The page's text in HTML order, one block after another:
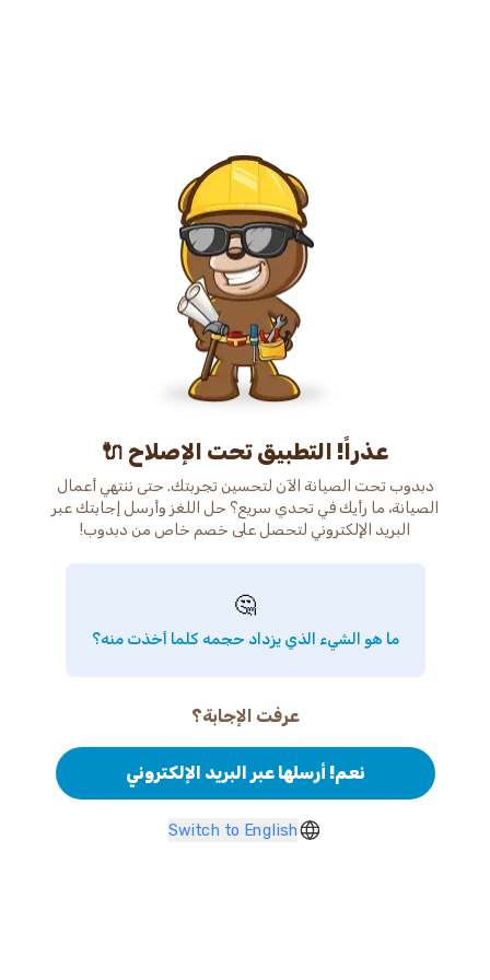
عذراً! التطبيق تحت الإصلاح 🔌
دبدوب تحت الصيانة الآن لتحسين تجربتك. حتى ننتهي أعمال
الصيانة، ما رأيك في تحدي سريع؟ حل اللغز وأرسل إجابتك عبر
البريد الإلكتروني لتحصل على خصم خاص من دبدوب!
🤔
ما هو الشيء الذي يزداد حجمه كلما أخذت منه؟
عرفت الإجابة؟
نعم! أرسلها عبر البريد الإلكتروني
Switch to English